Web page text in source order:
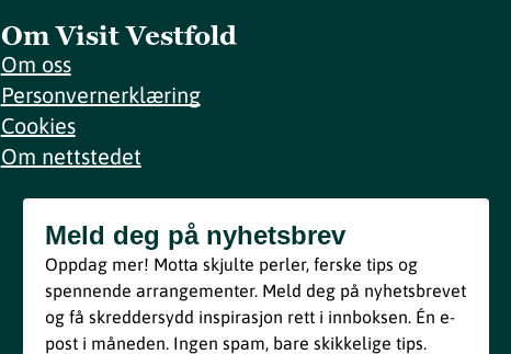
Om Visit Vestfold
Om oss
Personvernerklæring
Cookies
Om nettstedet
Meld deg på nyhetsbrev
Bli med
Ved å melde deg inn godtar du våre vilkår i henhold til vår
personvernerklæring.
Meld deg på nyhetsbrev
Oppdag mer! Motta skjulte perler, ferske tips og
spennende arrangementer. Meld deg på nyhetsbrevet
og få skreddersydd inspirasjon rett i innboksen. Én e-
post i måneden. Ingen spam, bare skikkelige tips.